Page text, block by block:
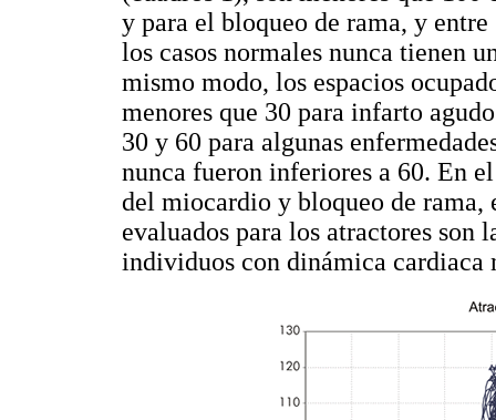
y para el bloqueo de rama, y
los casos normales nunca tienen
mismo modo, los espacios
menores que 30 para infarto
30 y 60 para algunas
nunca fueron inferiores a 60. En
del miocardio y bloqueo de rama,
evaluados para los atractores son
individuos con dinámica cardiaca